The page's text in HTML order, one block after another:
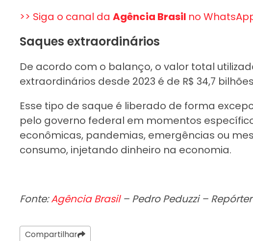
>> Siga o canal da Agência Brasil no
Saques extraordinários
De acordo com o balanço, o valor total
extraordinários desde 2023 é de R$ 34,7
Esse tipo de saque é liberado de forma
pelo governo federal em momentos
econômicas, pandemias, emergências ou
consumo, injetando dinheiro na economia.
Fonte:Agência Brasil– Pedro Peduzzi –
Compartilhar